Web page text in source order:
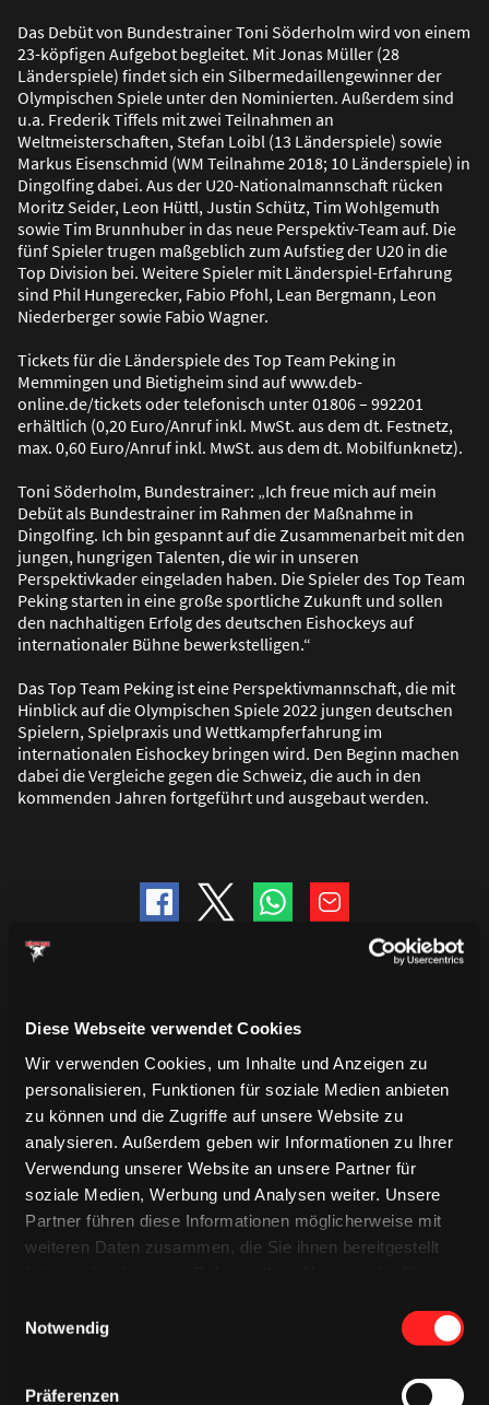
Diese Webseite verwendet Cookies
Wir verwenden Cookies, um Inhalte und Anzeigen zu
personalisieren, Funktionen für soziale Medien anbieten
zu können und die Zugriffe auf unsere Website zu
analysieren. Außerdem geben wir Informationen zu Ihrer
Verwendung unserer Website an unsere Partner für
soziale Medien, Werbung und Analysen weiter. Unsere
Partner führen diese Informationen möglicherweise mit
weiteren Daten zusammen, die Sie ihnen bereitgestellt
Notwendig
Präferenzen
Das Debüt von Bundestrainer Toni Söderholm wird von einem
23-köpfigen Aufgebot begleitet. Mit Jonas Müller (28
Länderspiele) findet sich ein Silbermedaillengewinner der
Olympischen Spiele unter den Nominierten. Außerdem sind
u.a. Frederik Tiffels mit zwei Teilnahmen an
Weltmeisterschaften, Stefan Loibl (13 Länderspiele) sowie
Markus Eisenschmid (WM Teilnahme 2018; 10 Länderspiele) in
Dingolfing dabei. Aus der U20-Nationalmannschaft rücken
Moritz Seider, Leon Hüttl, Justin Schütz, Tim Wohlgemuth
sowie Tim Brunnhuber in das neue Perspektiv-Team auf. Die
fünf Spieler trugen maßgeblich zum Aufstieg der U20 in die
Top Division bei. Weitere Spieler mit Länderspiel-Erfahrung
sind Phil Hungerecker, Fabio Pfohl, Lean Bergmann, Leon
Niederberger sowie Fabio Wagner.
Tickets für die Länderspiele des Top Team Peking in
Memmingen und Bietigheim sind auf www.deb-
online.de/tickets oder telefonisch unter 01806 – 992201
erhältlich (0,20 Euro/Anruf inkl. MwSt. aus dem dt. Festnetz,
max. 0,60 Euro/Anruf inkl. MwSt. aus dem dt. Mobilfunknetz).
Toni Söderholm, Bundestrainer: „Ich freue mich auf mein
Debüt als Bundestrainer im Rahmen der Maßnahme in
Dingolfing. Ich bin gespannt auf die Zusammenarbeit mit den
jungen, hungrigen Talenten, die wir in unseren
Perspektivkader eingeladen haben. Die Spieler des Top Team
Peking starten in eine große sportliche Zukunft und sollen
den nachhaltigen Erfolg des deutschen Eishockeys auf
internationaler Bühne bewerkstelligen.“
Das Top Team Peking ist eine Perspektivmannschaft, die mit
Hinblick auf die Olympischen Spiele 2022 jungen deutschen
Spielern, Spielpraxis und Wettkampferfahrung im
internationalen Eishockey bringen wird. Den Beginn machen
dabei die Vergleiche gegen die Schweiz, die auch in den
kommenden Jahren fortgeführt und ausgebaut werden.
TRIKOTS
TRIKOTS
TRIKOTS